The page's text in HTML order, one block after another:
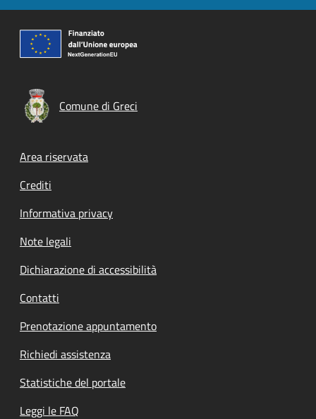
Comune di Greci
Footer menu
Area riservata
Crediti
Informativa privacy
Note legali
Dichiarazione di accessibilità
Contatti
Prenotazione appuntamento
Richiedi assistenza
Statistiche del portale
Leggi le FAQ